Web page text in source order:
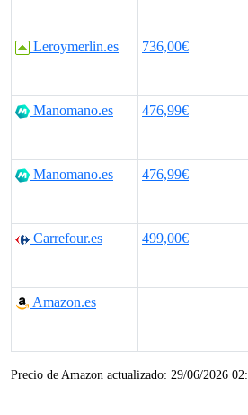
Leroymerlin.es 736,00€
Manomano.es 476,99€
Manomano.es 476,99€
Carrefour.es 499,00€
Amazon.es
Precio de Amazon actualizado: 29/06/2026